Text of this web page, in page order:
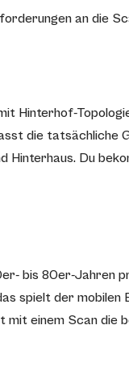
an die
Hinterhof-
die tatsächliche
Hinterhaus. Du
bis 80er-Jahren
spielt der
einem Scan